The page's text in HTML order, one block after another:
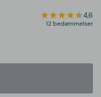
4,6
12 bedømmelser